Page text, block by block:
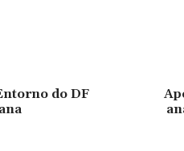
do DF